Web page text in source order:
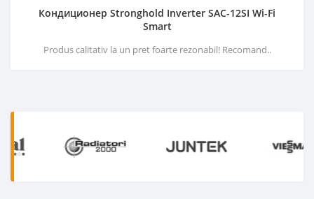
Кондиционер Stronghold Inverter SAC-12SI Wi-Fi
Smart
Produs calitativ la un pret foarte rezonabil! Recomand..